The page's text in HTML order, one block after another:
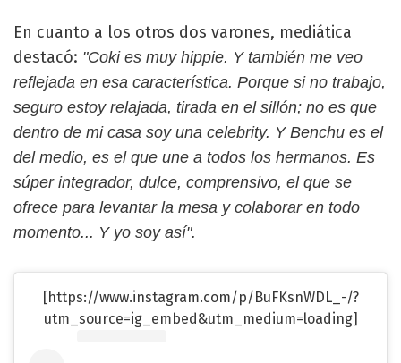
En cuanto a los otros dos varones, mediática
destacó: "Coki es muy hippie. Y también me veo
reflejada en esa característica. Porque si no trabajo,
seguro estoy relajada, tirada en el sillón; no es que
dentro de mi casa soy una celebrity. Y Benchu es el
del medio, es el que une a todos los hermanos. Es
súper integrador, dulce, comprensivo, el que se
ofrece para levantar la mesa y colaborar en todo
momento... Y yo soy así".
[https://www.instagram.com/p/BuFKsnWDL_-/?
utm_source=ig_embed&utm_medium=loading]